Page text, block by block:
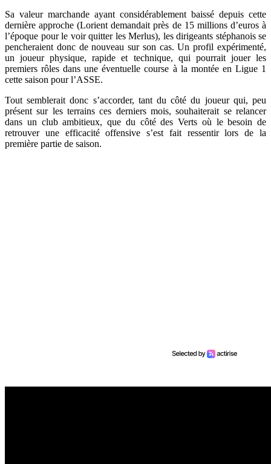
Sa valeur marchande ayant considérablement baissé depuis cette
dernière approche (Lorient demandait près de 15 millions d’euros à
l’époque pour le voir quitter les Merlus), les dirigeants stéphanois se
pencheraient donc de nouveau sur son cas. Un profil expérimenté,
un joueur physique, rapide et technique, qui pourrait jouer les
premiers rôles dans une éventuelle course à la montée en Ligue 1
cette saison pour l’ASSE.
Tout semblerait donc s’accorder, tant du côté du joueur qui, peu
présent sur les terrains ces derniers mois, souhaiterait se relancer
dans un club ambitieux, que du côté des Verts où le besoin de
retrouver une efficacité offensive s’est fait ressentir lors de la
première partie de saison.